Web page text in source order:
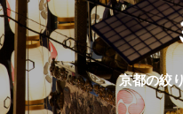
京都の絞